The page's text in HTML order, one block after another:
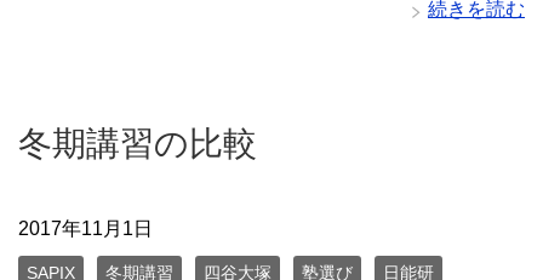
続きを読む
冬期講習の比較
2017年11月1日
SAPIX 冬期講習 四谷大塚 塾選び 日能研